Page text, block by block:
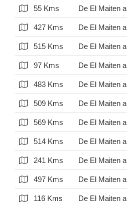
55 Kms De El Maiten a
427 Kms De El Maiten a
515 Kms De El Maiten a
97 Kms De El Maiten a
483 Kms De El Maiten a
509 Kms De El Maiten a
569 Kms De El Maiten a
514 Kms De El Maiten a
241 Kms De El Maiten a
497 Kms De El Maiten a
116 Kms De El Maiten a